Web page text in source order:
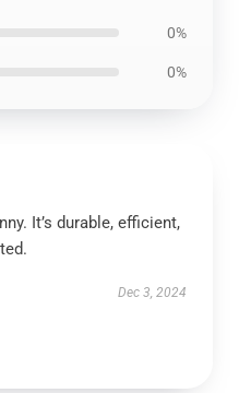
0%
0%
It’s durable, efficient,
Dec 3, 2024